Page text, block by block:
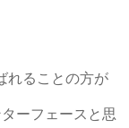
れることの方が
ーフェースと思